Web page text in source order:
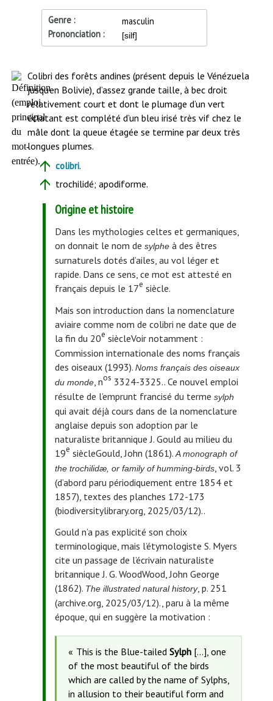
Genre
masculin
Prononciation
[silf]
Début
de
l'article
Colibri des forêts andines (présent depuis le Vénézuela
jusqu’en Bolivie), d’assez grande taille, à bec droit
relativement court et dont le plumage d’un vert
éclatant est complété d’un bleu irisé très vif chez le
mâle dont la queue étagée se termine par deux très
longues plumes.
colibri.
trochilidé; apodiforme.
Origine et histoire
Dans les mythologies celtes et germaniques,
on donnait le nom de sylphe à des êtres
surnaturels dotés d’ailes, au vol léger et
rapide. Dans ce sens, ce mot est attesté en
français depuis le 17e siècle.
Mais son introduction dans la nomenclature
aviaire comme nom de colibri ne date que de
la fin du 20e siècleVoir notamment :
Commission internationale des noms français
des oiseaux (1993). Noms français des oiseaux
du monde, nos 3324-3325.. Ce nouvel emploi
résulte de l’emprunt francisé du terme sylph
qui avait déjà cours dans de la nomenclature
anglaise depuis son adoption par le
naturaliste britannique J. Gould au milieu du
19e siècleGould, John (1861). A monograph of
the trochilidæ, or family of humming-birds, vol. 3
(d’abord paru périodiquement entre 1854 et
1857), textes des planches 172-173
(biodiversitylibrary.org, 2025/03/12)..
Gould n’a pas explicité son choix
terminologique, mais l’étymologiste S. Myers
cite un passage de l’écrivain naturaliste
britannique J. G. WoodWood, John George
(1862). The illustrated natural history, p. 251
(archive.org, 2025/03/12). , paru à la même
époque, qui en suggère la motivation :
This is the Blue-tailed Sylph […], one
of the most beautiful of the birds
which are called by the name of Sylphs,
in allusion to their beautiful form and